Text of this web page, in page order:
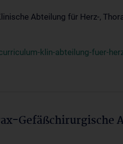
Abteilung für Herz-,
klin-abteilung-fuer-
Gefäßchirurgische